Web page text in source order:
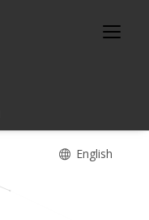
English